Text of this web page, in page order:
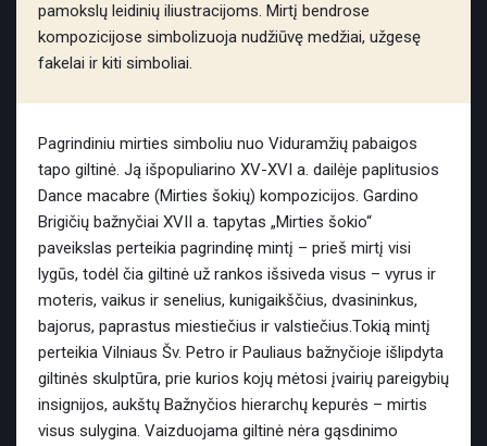
pamokslų leidinių iliustracijoms. Mirtį bendrose
kompozicijose simbolizuoja nudžiūvę medžiai, užgesę
fakelai ir kiti simboliai.
Pagrindiniu mirties simboliu nuo Viduramžių pabaigos
tapo giltinė. Ją išpopuliarino XV-XVI a. dailėje paplitusios
Dance macabre (Mirties šokių) kompozicijos. Gardino
Brigičių bažnyčiai XVII a. tapytas „Mirties šokio“
paveikslas perteikia pagrindinę mintį – prieš mirtį visi
lygūs, todėl čia giltinė už rankos išsiveda visus – vyrus ir
moteris, vaikus ir senelius, kunigaikščius, dvasininkus,
bajorus, paprastus miestiečius ir valstiečius.Tokią mintį
perteikia Vilniaus Šv. Petro ir Pauliaus bažnyčioje išlipdyta
giltinės skulptūra, prie kurios kojų mėtosi įvairių pareigybių
insignijos, aukštų Bažnyčios hierarchų kepurės – mirtis
visus sulygina. Vaizduojama giltinė nėra gąsdinimo